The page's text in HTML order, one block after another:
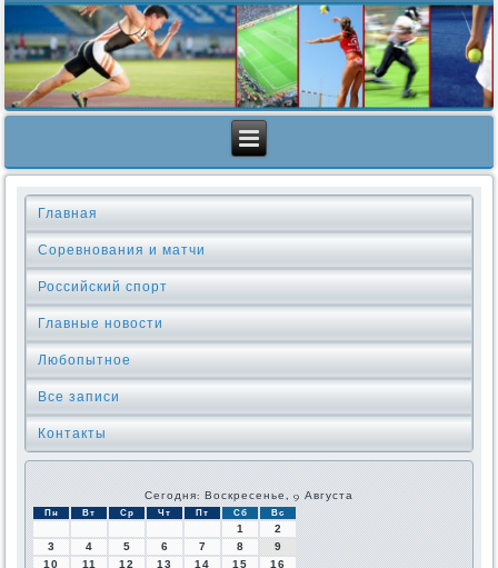
Главная
Соревнования и матчи
Российский спорт
Главные новости
Любопытное
Все записи
Контакты
Сегодня: Воскресенье, 9 Августа
Пн Вт Ср Чт Пт Сб Вс
1
2
3
4 5 6 7 8
9
10
11 12 13 14 15
16